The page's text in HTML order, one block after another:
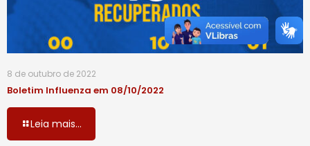
8 de outubro de 2022
Boletim Influenza em 08/10/2022
Leia mais...